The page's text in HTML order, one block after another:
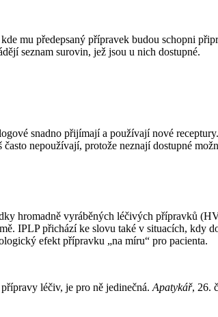
mu předepsaný přípravek budou schopni
seznam surovin, jež jsou u nich dostupné.
snadno přijímají a používají nové
nepoužívají, protože neznají dostupné
hromadně vyráběných léčivých přípravků
IPLP přichází ke slovu také v situacích, kdy
efekt přípravku „na míru“ pro pacienta.
léčiv, je pro ně jedinečná. Apatykář, 26.